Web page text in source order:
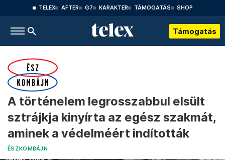
TELEX AFTER G7 KARAKTER TÁMOGATÁS SHOP
Támogatás
A történelem legrosszabbul elsült
sztrájkja kinyírta az egész szakmát,
aminek a védelméért indították
ÉSZKOMBÁJN